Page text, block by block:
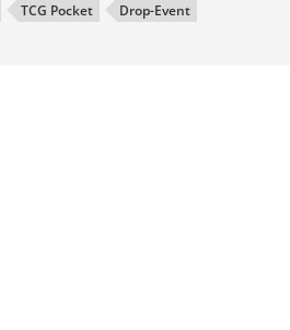
TCG Pocket Drop-Event